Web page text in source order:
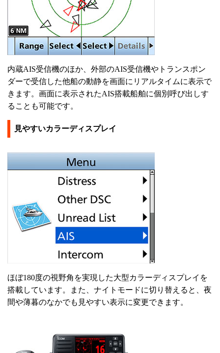
内蔵AIS受信機のほか、外部のAIS受信機やトランスポン
ダーで受信した他船の動静を画面にリアルタイムに表示で
きます。画面に表示されたAIS搭載船舶に個別呼び出しす
ることも可能です。
見やすいカラーディスプレイ
ほぼ180度の視野角を実現した大型カラーディスプレイを
搭載しています。また、ナイトモードに切り替えると、夜
間や薄暮のなかでも見やすい表示に変更できます。